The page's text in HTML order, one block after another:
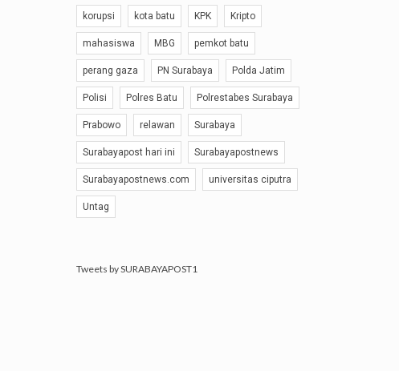
korupsi kota batu KPK Kripto
mahasiswa MBG pemkot batu
perang gaza PN Surabaya Polda Jatim
Polisi Polres Batu Polrestabes Surabaya
Prabowo relawan Surabaya
Surabayapost hari ini Surabayapostnews
Surabayapostnews.com universitas ciputra
Untag
Tweets by SURABAYAPOST1